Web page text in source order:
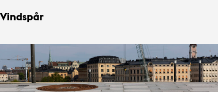
Vindspår